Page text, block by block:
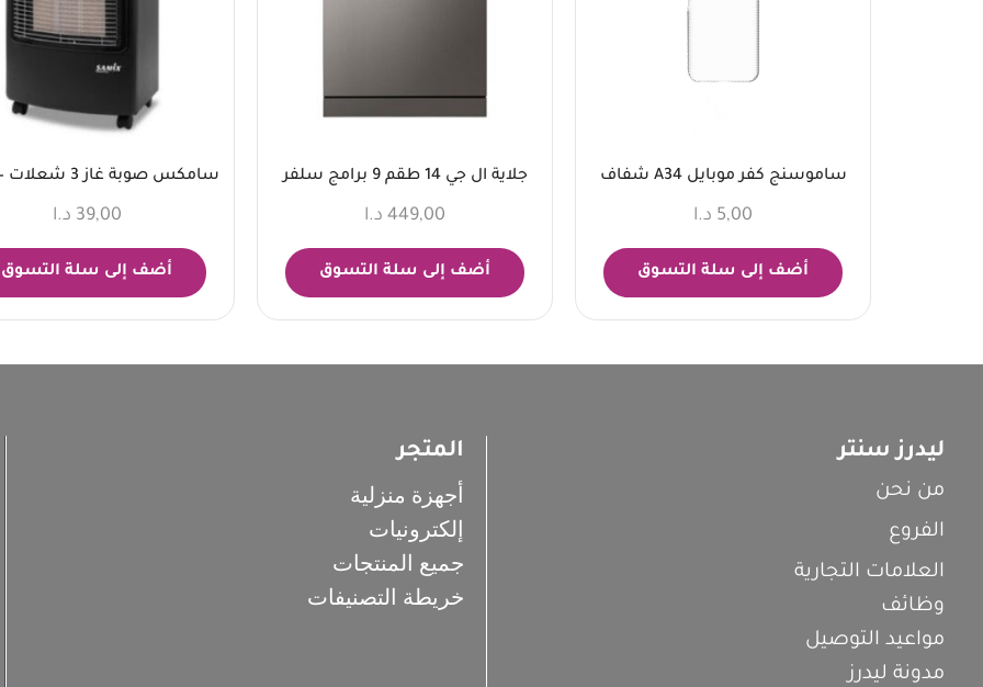
ساموسنج كفر موبايل A34 شفاف
5,00 د.ا
أضف إلى سلة التسوق
جلاية ال جي 14 طقم 9 برامج سلفر
449,00 د.ا
أضف إلى سلة التسوق
سامكس صوبة غاز 3 شعلات – أسود
39,00 د.ا
أضف إلى سلة التسوق
ليدرز سنتر
من نحن
الفروع
العلامات التجارية
وظائف
مواعيد التوصيل
مدونة ليدرز
المتجر
أجهزة منزلية
إلكترونيات
جميع المنتجات
خريطة التصنيفات